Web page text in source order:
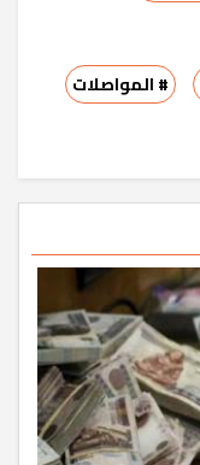
# المواصلات